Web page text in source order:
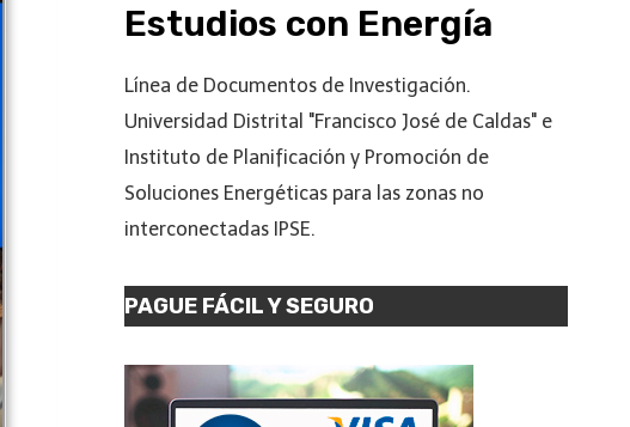
Estudios con Energía
Línea de Documentos de Investigación.
Universidad Distrital "Francisco José de Caldas" e
Instituto de Planificación y Promoción de
Soluciones Energéticas para las zonas no
interconectadas IPSE.
PAGUE FÁCIL Y SEGURO